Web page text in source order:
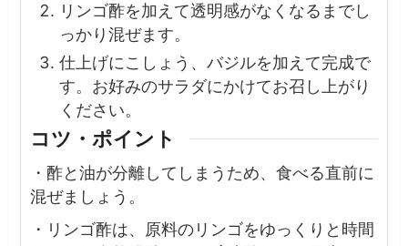
リンゴ酢を加えて透明感がなくなるまでし
っかり混ぜます。
仕上げにこしょう、バジルを加えて完成で
す。お好みのサラダにかけてお召し上がり
ください。
コツ・ポイント
・酢と油が分離してしまうため、食べる直前に
混ぜましょう。
・リンゴ酢は、原料のリンゴをゆっくりと時間